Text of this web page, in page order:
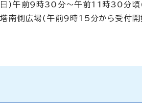
午前9時30分～午前11時30分頃
南側広場(午前9時15分から受付開